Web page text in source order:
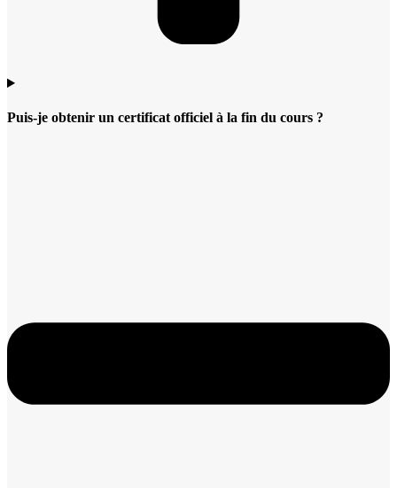
Puis-je obtenir un certificat officiel à la fin du cours ?